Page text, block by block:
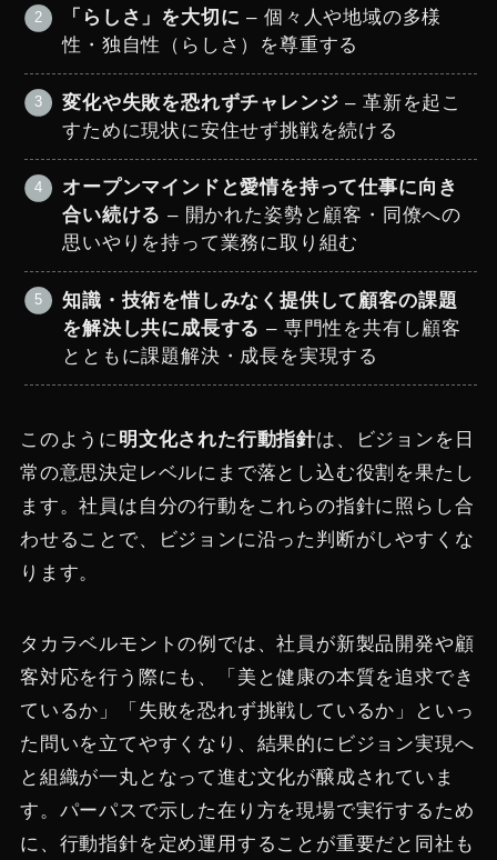
「らしさ」を大切に – 個々人や地域の多様
性・独自性（らしさ）を尊重する
変化や失敗を恐れずチャレンジ – 革新を起こ
すために現状に安住せず挑戦を続ける
オープンマインドと愛情を持って仕事に向き
合い続ける – 開かれた姿勢と顧客・同僚への
思いやりを持って業務に取り組む
知識・技術を惜しみなく提供して顧客の課題
を解決し共に成長する – 専門性を共有し顧客
とともに課題解決・成長を実現する
このように 明文化された行動指針は、ビジョンを日
常の意思決定レベルにまで落とし込む役割を果たし
ます。社員は自分の行動をこれらの指針に照らし合
わせることで、ビジョンに沿った判断がしやすくな
ります。
タカラベルモントの例では、社員が新製品開発や顧
客対応を行う際にも、「美と健康の本質を追求でき
ているか」「失敗を恐れず挑戦しているか」といっ
た問いを立てやすくなり、結果的にビジョン実現へ
と組織が一丸となって進む文化が醸成されていま
す。パーパスで示した在り方を現場で実行するため
に、行動指針を定め運用することが重要だと同社も